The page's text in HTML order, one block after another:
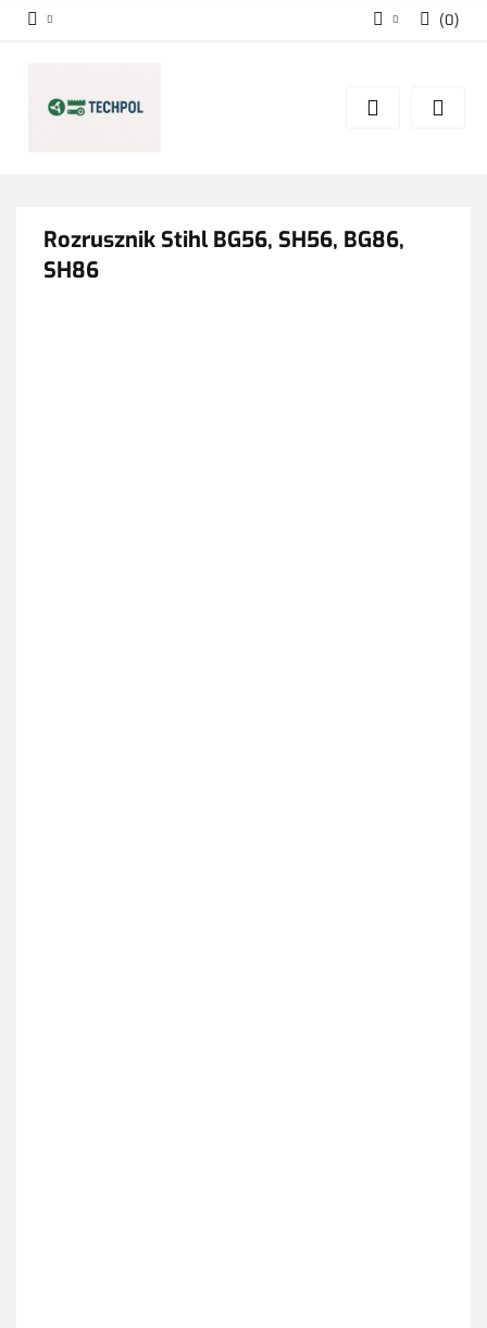
Zarejestruj się
(0)
Rozrusznik Stihl BG56, SH56, BG86,
SH86